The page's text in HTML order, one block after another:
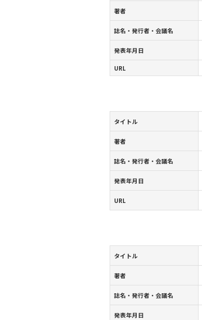
著者
誌名・発行者・会議名
発表年月日
URL
タイトル
著者
誌名・発行者・会議名
発表年月日
URL
タイトル
著者
誌名・発行者・会議名
発表年月日